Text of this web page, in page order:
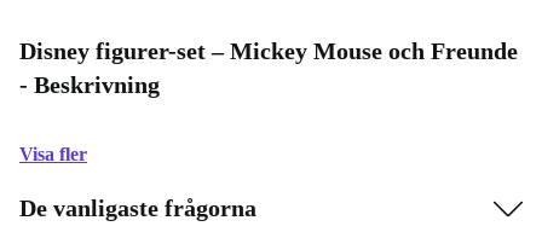
Disney figurer-set – Mickey Mouse och Freunde
- Beskrivning
Visa fler
De vanligaste frågorna